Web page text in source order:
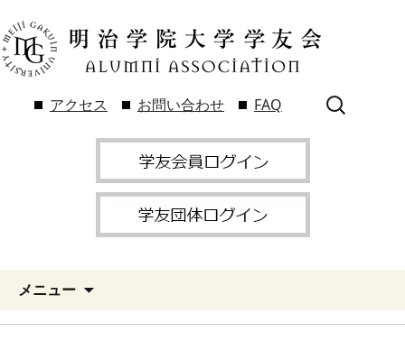
アクセス お問い合わせ FAQ
検
索:
メニュー